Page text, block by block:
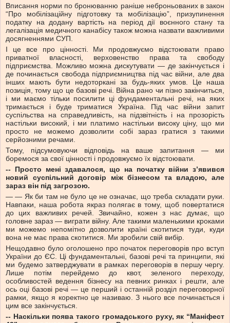
Вписання норми по бронюванню раніше неброньованих в закон
“Про мобілізаційну підготовку та мобілізацію”, призупинення
податку на додану вартість на період дії воєнного стану та
легалізація медичного канабісу також можна назвати важливими
досягненнями СУП.
І це все про цінності. Ми продовжуємо відстоювати право
приватної власності, верховенство права та свободу
підприємства. Можливо можна дискутувати — де закінчується і
де починається свобода підприємництва під час війни, але два
інших мають бути недоторкані за будь-яких умов. Це наша
позиція, тому що це базові речі. Війна рано чи пізно закінчиться,
і ми маємо тільки посилити ці фундаментальні речі, на яких
тримається і буде триматися Україна. Під час війни запит
суспільства на справедливість, на підзвітність і на прозорість
настільки високий, і ми платимо настільки високу ціну, що ми
просто не можемо дозволити собі зараз гратися з такими
серйозними речами.
Тому, підсумовуючи відповідь на ваше запитання — ми
боремося за свої цінності і продовжуємо їх відстоювати.
-- Просто мені здавалося, що на початку війни з’явився
новий суспільний договір між бізнесом та владою, але
зараз він під загрозою.
— — Як би там не було це не означає, що треба складати руки.
Навпаки, наша робота якраз полягає в тому, щоб повертатися
до цих важливих речей. Звичайно, кожен з нас думає, що
головне зараз — виграти війну. Але такими маленькими кроками
ми можемо непомітно дозволити країні скотитися туди, куди
вона не має права скотитися. Ми зробили свій вибір.
Нещодавно було оголошено про початок переговорів про вступ
України до ЄС. Ці фундаментальні, базові речі та принципи, які
ми будемо затверджувати в рамках переговорів в першу чергу.
Лише потім перейдемо до квот, зеленого переходу,
особливостей ведення бізнесу на певних ринках і решти, але
ось оці базові речі — це перший і останній розділ переговорної
рамки, якщо я коректно це називаю. З нього все починається і
цим все закінчується.
-- Наскільки поява такого громадського руху, як “Маніфест